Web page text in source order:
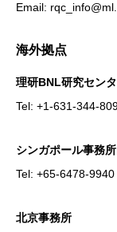
Email:
海外拠点
理研BNL研究セン
Tel: +1-631-344-
シンガポール事務所
Tel: +65-6478-9940
北京事務所